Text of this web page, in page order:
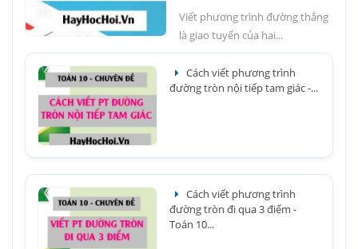
Viết phương trình đường thẳng
là giao tuyến của hai...
Cách viết phương trình
đường tròn nội tiếp tam giác -...
Cách viết phương trình
đường tròn đi qua 3 điểm -
Toán 10...